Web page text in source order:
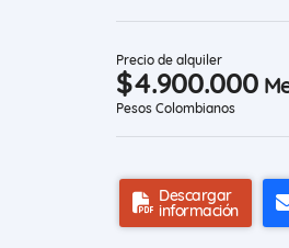
Precio de alquiler
$4.900.000
Pesos Colombianos
Descargar
información